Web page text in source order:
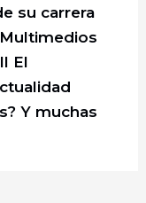
su carrera
El
Y muchas